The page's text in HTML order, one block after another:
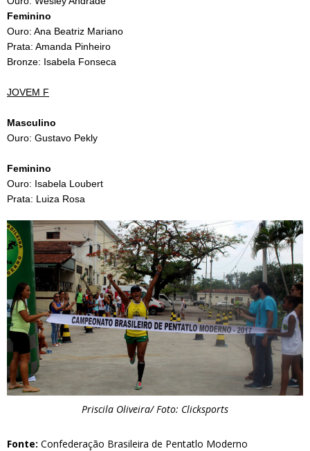
Feminino
Ouro: Ana Beatriz Mariano
Prata: Amanda Pinheiro
Bronze: Isabela Fonseca
JOVEM F
Masculino
Ouro: Gustavo Pekly
Feminino
Ouro: Isabela Loubert
Prata: Luiza Rosa
Priscila Oliveira/ Foto: Clicksports
Fonte: Confederação Brasileira de Pentatlo Moderno